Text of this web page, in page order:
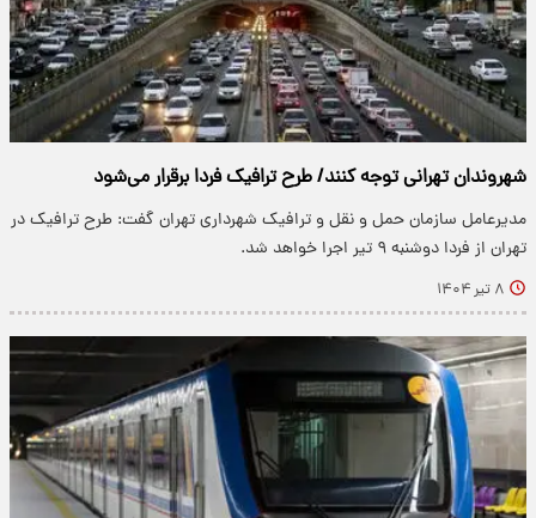
شهروندان تهرانی توجه کنند/ طرح ترافیک فردا برقرار می‌شود
مدیرعامل سازمان حمل و نقل و ترافیک شهرداری تهران گفت: طرح ترافیک در
تهران از فردا دوشنبه ۹ تیر اجرا خواهد شد.
۸ تیر ۱۴۰۴